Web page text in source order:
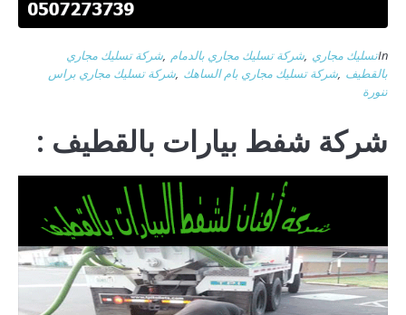
Inتسليك مجاري ,شركة تسليك مجاري بالدمام ,شركة تسليك مجاري
بالقطيف ,شركة تسليك مجاري بام الساهك ,شركة تسليك مجاري براس
تنورة
شركة شفط بيارات بالقطيف :